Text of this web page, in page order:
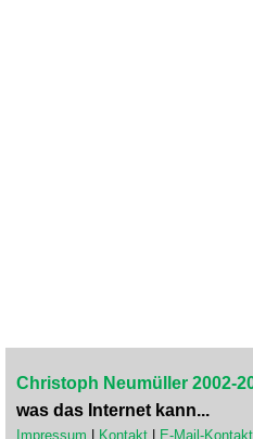
Christoph Neumüller 2002-
was das Internet kann...
Impressum Kontakt E-Mail-Kontakt